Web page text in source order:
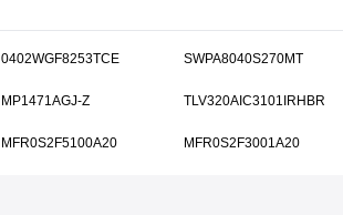
0402WGF8253TCE SWPA8040S270MT
MP1471AGJ-Z TLV320AIC3101IRHBR
MFR0S2F5100A20 MFR0S2F3001A20